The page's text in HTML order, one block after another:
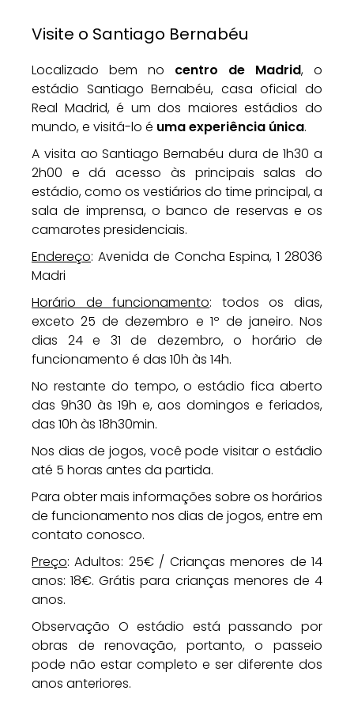
Visite o Santiago Bernabéu
Localizado bem no centro de Madrid, o
estádio Santiago Bernabéu, casa oficial do
Real Madrid, é um dos maiores estádios do
mundo, e visitá-lo é uma experiência única.
A visita ao Santiago Bernabéu dura de 1h30 a
2h00 e dá acesso às principais salas do
estádio, como os vestiários do time principal, a
sala de imprensa, o banco de reservas e os
camarotes presidenciais.
Endereço: Avenida de Concha Espina, 1 28036
Madri
Horário de funcionamento: todos os dias,
exceto 25 de dezembro e 1º de janeiro. Nos
dias 24 e 31 de dezembro, o horário de
funcionamento é das 10h às 14h.
No restante do tempo, o estádio fica aberto
das 9h30 às 19h e, aos domingos e feriados,
das 10h às 18h30min.
Nos dias de jogos, você pode visitar o estádio
até 5 horas antes da partida.
Para obter mais informações sobre os horários
de funcionamento nos dias de jogos, entre em
contato conosco.
Preço: Adultos: 25€ / Crianças menores de 14
anos: 18€. Grátis para crianças menores de 4
anos.
Observação O estádio está passando por
obras de renovação, portanto, o passeio
pode não estar completo e ser diferente dos
anos anteriores.